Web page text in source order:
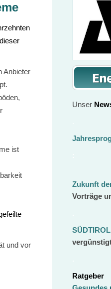
Anbieter
ist
und vor
Unser
Zukunft
Vorträge
Ratgeber